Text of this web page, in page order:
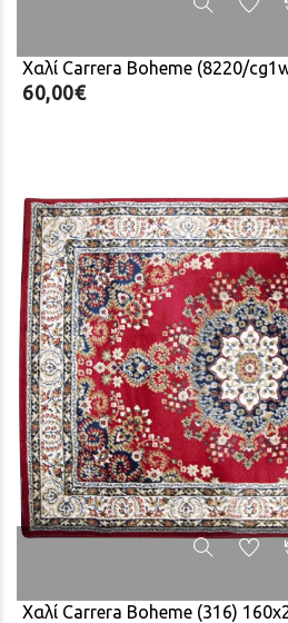
Χαλί Carrera Boheme (8220/
60,00€
Χαλί Carrera Boheme (316)